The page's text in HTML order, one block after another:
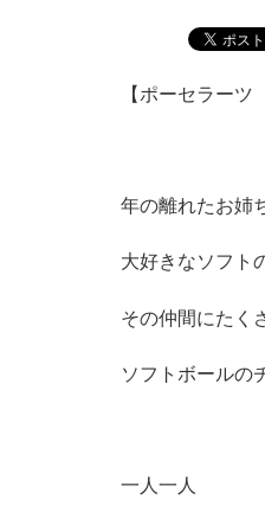
【ポーセラー
年の離れたお姉
大好きなソフト
その仲間にたく
ソフトボールの
一人一人